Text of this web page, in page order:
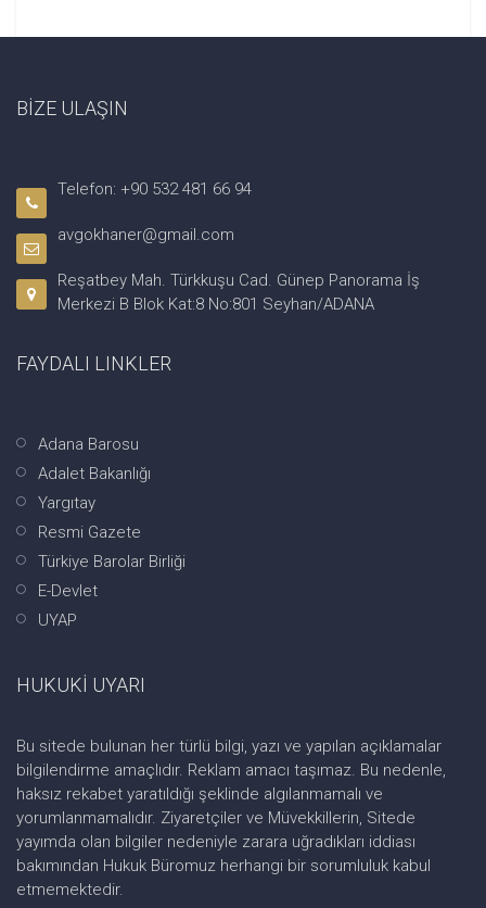
BİZE ULAŞIN
Telefon: +90 532 481 66 94
avgokhaner@gmail.com
Reşatbey Mah. Türkkuşu Cad. Günep Panorama İş
Merkezi B Blok Kat:8 No:801 Seyhan/ADANA
FAYDALI LINKLER
Adana Barosu
Adalet Bakanlığı
Yargıtay
Resmi Gazete
Türkiye Barolar Birliği
E-Devlet
UYAP
HUKUKİ UYARI
Bu sitede bulunan her türlü bilgi, yazı ve yapılan açıklamalar
bilgilendirme amaçlıdır. Reklam amacı taşımaz. Bu nedenle,
haksız rekabet yaratıldığı şeklinde algılanmamalı ve
yorumlanmamalıdır. Ziyaretçiler ve Müvekkillerin, Sitede
yayımda olan bilgiler nedeniyle zarara uğradıkları iddiası
bakımından Hukuk Büromuz herhangi bir sorumluluk kabul
etmemektedir.